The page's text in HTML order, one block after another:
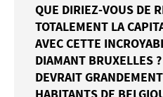
QUE DIRIEZ-VOUS DE
TOTALEMENT LA
AVEC CETTE
DIAMANT BRUXELLES
DEVRAIT
HABITANTS DE